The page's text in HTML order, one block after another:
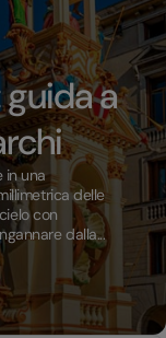
a
in una
delle
con
dalla...
parcheggi e varchi